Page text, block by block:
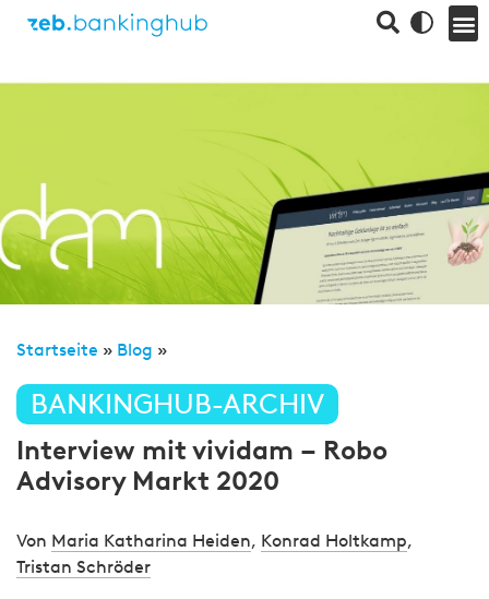
Startseite » Blog »
BANKINGHUB-ARCHIV
Interview mit vividam – Robo
Advisory Markt 2020
Von Maria Katharina Heiden, Konrad Holtkamp,
Tristan Schröder